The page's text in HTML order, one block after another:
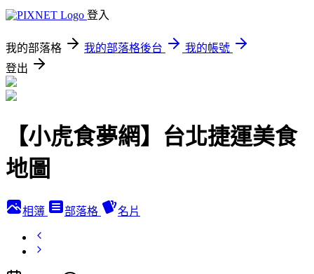
登入
我的部落格 我的部落格後台
我的帳號
登出
【小虎食夢網】台北捷運美食
地圖
相簿 部落格 名片